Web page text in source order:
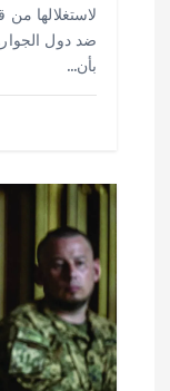
لاستغلالها
ضد دول
بأن…